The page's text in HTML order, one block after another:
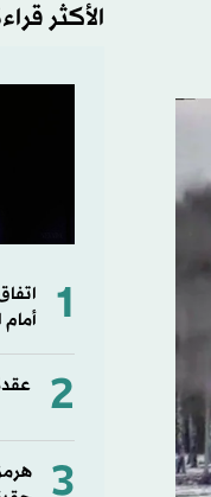
الأكثر
1
2
3